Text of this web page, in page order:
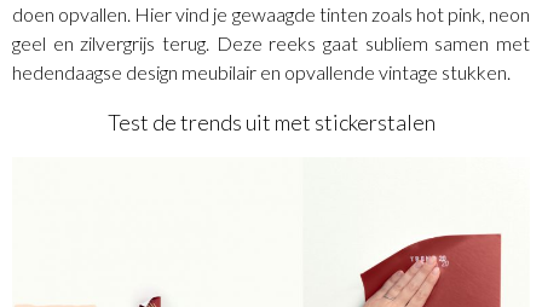
doen opvallen. Hier vind je gewaagde tinten zoals hot pink, neon
geel en zilvergrijs terug. Deze reeks gaat subliem samen met
hedendaagse design meubilair en opvallende vintage stukken.
Test de trends uit met stickerstalen